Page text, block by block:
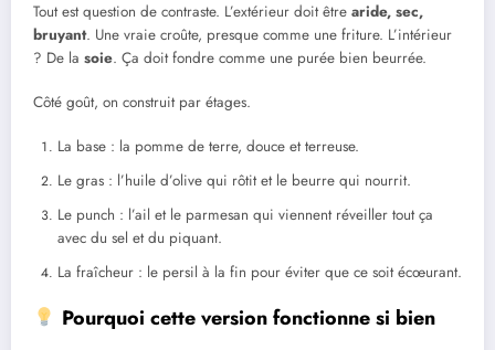
Tout est question de contraste. L’extérieur doit être aride, sec,
bruyant. Une vraie croûte, presque comme une friture. L’intérieur
? De la soie. Ça doit fondre comme une purée bien beurrée.
Côté goût, on construit par étages.
La base : la pomme de terre, douce et terreuse.
Le gras : l’huile d’olive qui rôtit et le beurre qui nourrit.
Le punch : l’ail et le parmesan qui viennent réveiller tout ça
avec du sel et du piquant.
La fraîcheur : le persil à la fin pour éviter que ce soit écœurant.
Pourquoi cette version fonctionne si bien